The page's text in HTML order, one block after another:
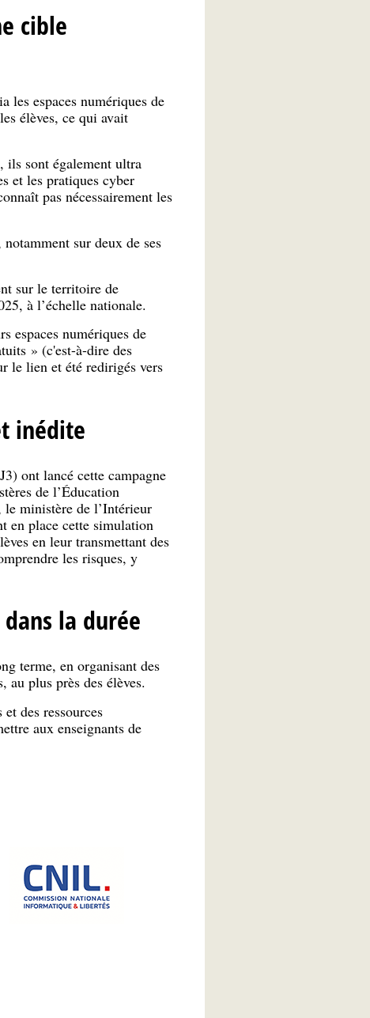
cible
les espaces numériques de
élèves, ce qui avait
ils sont également ultra
et les pratiques cyber
pas nécessairement les
notamment sur deux de ses
sur le territoire de
à l’échelle nationale.
espaces numériques de
» (c'est-à-dire des
le lien et été redirigés vers
inédite
ont lancé cette campagne
de l’Éducation
ministère de l’Intérieur
place cette simulation
en leur transmettant des
les risques, y
la durée
terme, en organisant des
au plus près des élèves.
des ressources
aux enseignants de